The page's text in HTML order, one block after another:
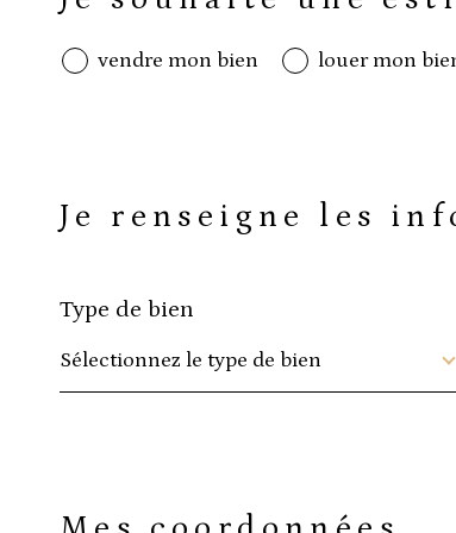
par
vendre mon bien louer mon
par
Je renseigne les
Type de bien
Sélectionnez le type de bien
par